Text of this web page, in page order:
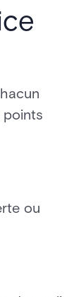
points
ou